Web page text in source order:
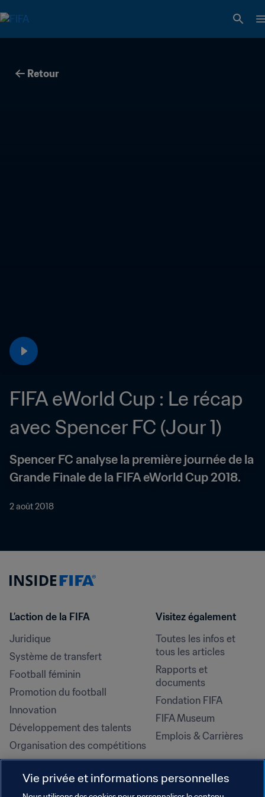
Retour
FIFA eWorld Cup : Le récap
avec Spencer FC (Jour 1)
Spencer FC analyse la première journée de la
Grande Finale de la FIFA eWorld Cup 2018.
2 août 2018
L’action de la FIFA
Juridique
Système de transfert
Football féminin
Promotion du football
Innovation
Développement des talents
Organisation des compétitions
Développement durable
Droits de l'homme et lutte contre
la discrimination
Visitez également
Toutes les infos et
tous les articles
Rapports et
documents
Fondation FIFA
FIFA Museum
Emplois & Carrières
Vie privée et informations personnelles